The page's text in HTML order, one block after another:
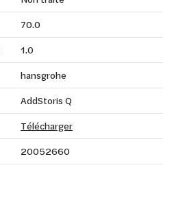
70.0
1.0
hansgrohe
AddStoris Q
Télécharger
20052660